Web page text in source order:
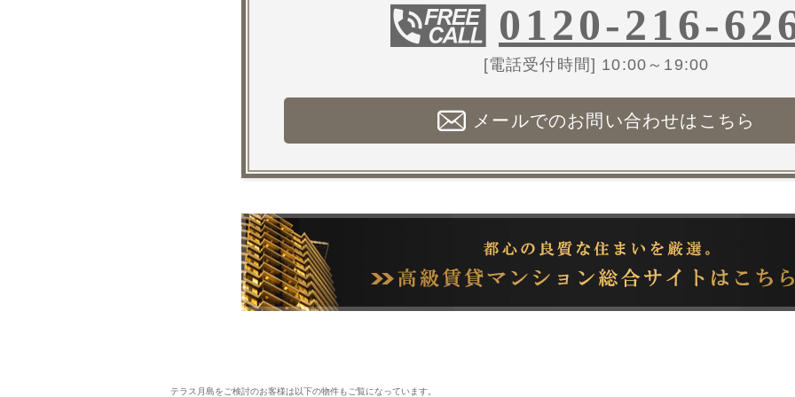
0120-216-
[電話受付時間] 10:00～19:00
メールでのお問い合わせはこちら
テラス月島をご検討のお客様は以下の物件もご覧になっています。